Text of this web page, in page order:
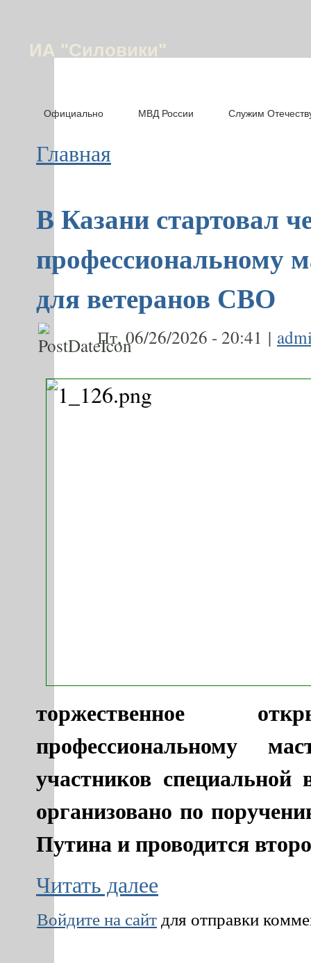
ИА "Силовики"
Официально МВД России Служим
Главная
В Казани стартовал
профессиональному
для ветеранов СВО
Пт, 06/26/2026 - 20:41 |
торжественное
профессиональному
участников
организовано по
Путина и проводится
Читать далее
Войдите на сайтдля отправки